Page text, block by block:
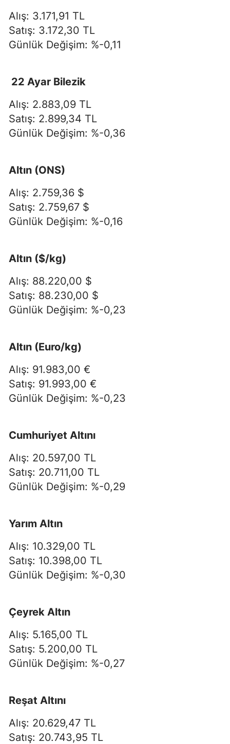
Alış: 3.171,91 TL
Satış: 3.172,30 TL
Günlük Değişim: %-0,11
22 Ayar Bilezik
Alış: 2.883,09 TL
Satış: 2.899,34 TL
Günlük Değişim: %-0,36
Altın (ONS)
Alış: 2.759,36 $
Satış: 2.759,67 $
Günlük Değişim: %-0,16
Altın ($/kg)
Alış: 88.220,00 $
Satış: 88.230,00 $
Günlük Değişim: %-0,23
Altın (Euro/kg)
Alış: 91.983,00 €
Satış: 91.993,00 €
Günlük Değişim: %-0,23
Cumhuriyet Altını
Alış: 20.597,00 TL
Satış: 20.711,00 TL
Günlük Değişim: %-0,29
Yarım Altın
Alış: 10.329,00 TL
Satış: 10.398,00 TL
Günlük Değişim: %-0,30
Çeyrek Altın
Alış: 5.165,00 TL
Satış: 5.200,00 TL
Günlük Değişim: %-0,27
Reşat Altını
Alış: 20.629,47 TL
Satış: 20.743,95 TL